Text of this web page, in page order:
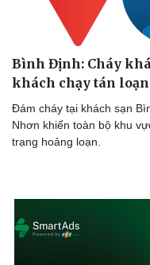
Doanh nghiệp
Doanh nghiệp 24h
Doanh nhân
Vì cộng đồng
Bình Định: Cháy
khách chạy tán loạn
Đám cháy tại khách sạn
Nhơn khiến toàn bộ khu
trạng hoảng loạn.